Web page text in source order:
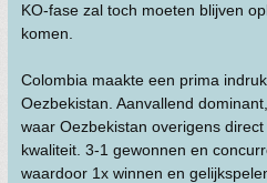
KO-fase zal toch moeten blijven
komen.
Colombia maakte een prima
Oezbekistan. Aanvallend
waar Oezbekistan overigens
kwaliteit. 3-1 gewonnen en
waardoor 1x winnen en